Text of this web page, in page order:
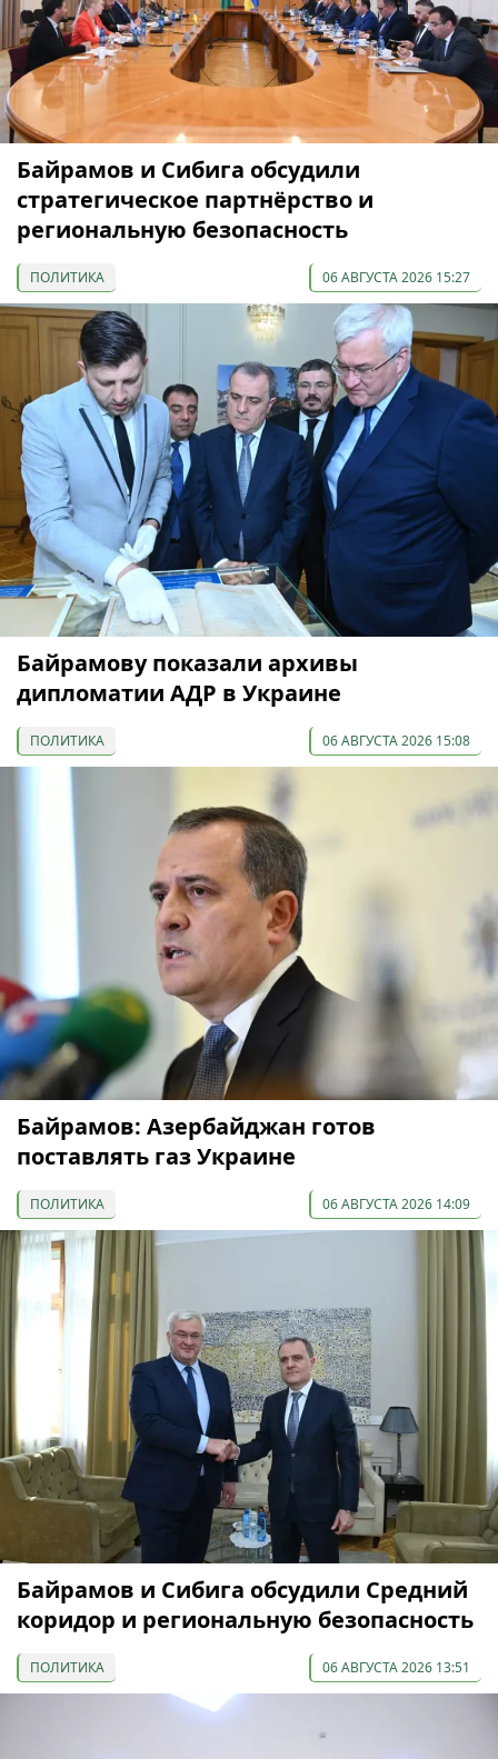
Байрамов и Сибига обсудили
стратегическое партнёрство и
региональную безопасность
ПОЛИТИКА 06 АВГУСТА 2026 15:27
Байрамову показали архивы
дипломатии АДР в Украине
ПОЛИТИКА 06 АВГУСТА 2026 15:08
Байрамов: Азербайджан готов
поставлять газ Украине
ПОЛИТИКА 06 АВГУСТА 2026 14:09
Байрамов и Сибига обсудили Средний
коридор и региональную безопасность
ПОЛИТИКА 06 АВГУСТА 2026 13:51